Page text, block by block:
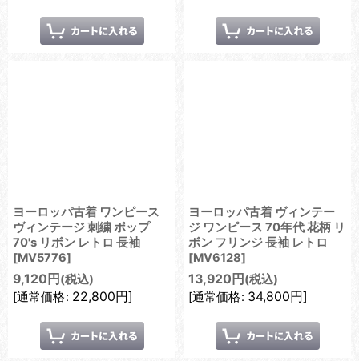
ヨーロッパ古着 ワンピース
ヴィンテージ 刺繍 ポップ
70's リボン レトロ 長袖
[MV5776]
9,120 円 (税込)
[通常価格: 22,800円]
ヨーロッパ古着 ヴィンテー
ジ ワンピース 70年代 花柄 リ
ボン フリンジ 長袖 レトロ
[MV6128]
13,920 円 (税込)
[通常価格: 34,800円]